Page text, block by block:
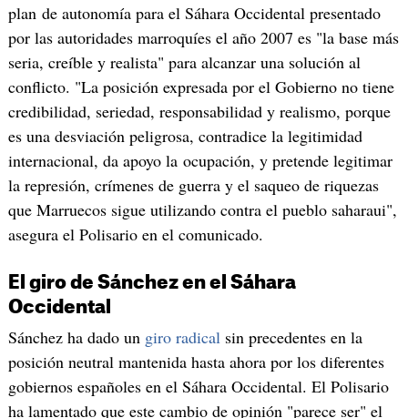
plan de autonomía para el Sáhara Occidental presentado
por las autoridades marroquíes el año 2007 es "la base más
seria, creíble y realista" para alcanzar una solución al
conflicto. "La posición expresada por el Gobierno no tiene
credibilidad, seriedad, responsabilidad y realismo, porque
es una desviación peligrosa, contradice la legitimidad
internacional, da apoyo la ocupación, y pretende legitimar
la represión, crímenes de guerra y el saqueo de riquezas
que Marruecos sigue utilizando contra el pueblo saharaui",
asegura el Polisario en el comunicado.
El giro de Sánchez en el Sáhara
Occidental
Sánchez ha dado un giro radical sin precedentes en la
posición neutral mantenida hasta ahora por los diferentes
gobiernos españoles en el Sáhara Occidental. El Polisario
ha lamentado que este cambio de opinión "parece ser" el